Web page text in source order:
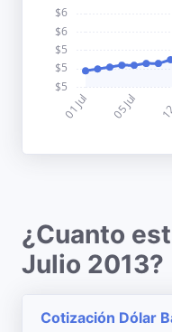
¿Cuanto
Julio 2013?
Cotización Dólar